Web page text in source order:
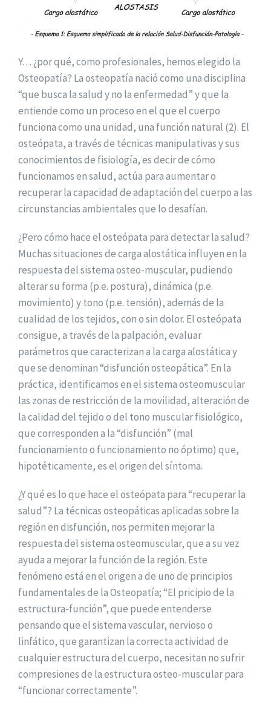
Y… ¿por qué, como profesionales, hemos elegido la
Osteopatía? La osteopatía nació como una disciplina
“que busca la salud y no la enfermedad” y que la
entiende como un proceso en el que el cuerpo
funciona como una unidad, una función natural (2). El
osteópata, a través de técnicas manipulativas y sus
conocimientos de fisiología, es decir de cómo
funcionamos en salud, actúa para aumentar o
recuperar la capacidad de adaptación del cuerpo a las
circunstancias ambientales que lo desafían.
¿Pero cómo hace el osteópata para detectar la salud?
Muchas situaciones de carga alostática influyen en la
respuesta del sistema osteo-muscular, pudiendo
alterar su forma (p.e. postura), dinámica (p.e.
movimiento) y tono (p.e. tensión), además de la
cualidad de los tejidos, con o sin dolor. El osteópata
consigue, a través de la palpación, evaluar
parámetros que caracterizan a la carga alostática y
que se denominan “disfunción osteopática”. En la
práctica, identificamos en el sistema osteomuscular
las zonas de restricción de la movilidad, alteración de
la calidad del tejido o del tono muscular fisiológico,
que corresponden a la “disfunción” (mal
funcionamiento o funcionamiento no óptimo) que,
hipotéticamente, es el origen del síntoma.
¿Y qué es lo que hace el osteópata para “recuperar la
salud”? La técnicas osteopáticas aplicadas sobre la
región en disfunción, nos permiten mejorar la
respuesta del sistema osteomuscular, que a su vez
ayuda a mejorar la función de la región. Este
fenómeno está en el origen a de uno de principios
fundamentales de la Osteopatía; “El pricipio de la
estructura-función”, que puedeentenderse
pensando que el sistema vascular, nervioso o
linfático, que garantizan la correcta actividad de
cualquier estructura del cuerpo, necesitan no sufrir
compresiones de la estructura osteo-muscular para
“funcionar correctamente”.